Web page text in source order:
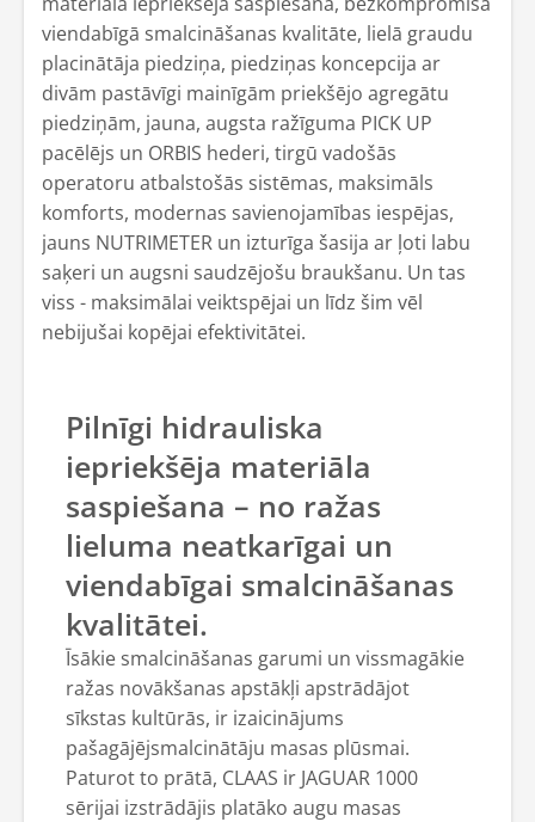
viendabīgā smalcināšanas kvalitāte, lielā graudu
placinātāja piedziņa, piedziņas koncepcija ar
divām pastāvīgi mainīgām priekšējo agregātu
piedziņām, jauna, augsta ražīguma PICK UP
pacēlējs un ORBIS hederi, tirgū vadošās
operatoru atbalstošās sistēmas, maksimāls
komforts, modernas savienojamības iespējas,
jauns NUTRIMETER un izturīga šasija ar ļoti labu
saķeri un augsni saudzējošu braukšanu. Un tas
viss - maksimālai veiktspējai un līdz šim vēl
nebijušai kopējai efektivitātei.
Pilnīgi hidrauliska
iepriekšēja materiāla
saspiešana – no ražas
lieluma neatkarīgai un
viendabīgai smalcināšanas
kvalitātei.
Īsākie smalcināšanas garumi un vissmagākie
ražas novākšanas apstākļi apstrādājot
sīkstas kultūrās, ir izaicinājums
pašagājējsmalcinātāju masas plūsmai.
Paturot to prātā, CLAAS ir JAGUAR 1000
sērijai izstrādājis platāko augu masas